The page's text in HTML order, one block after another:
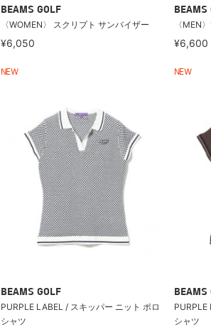
BEAMS GOLF
〈WOMEN〉 スクリプト サンバイザー
¥6,050
BEAMS
〈MEN
¥6,600
NEW
BEAMS GOLF
PURPLE LABEL / スキッパー ニット ポロ
シャツ
NEW
BEAMS
PURPLE
シャツ